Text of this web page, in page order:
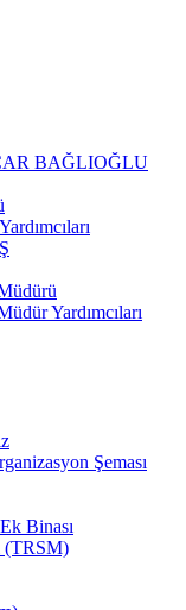
BAĞLIOĞLU
Yardımcıları
Şeması
Binası
(TRSM)